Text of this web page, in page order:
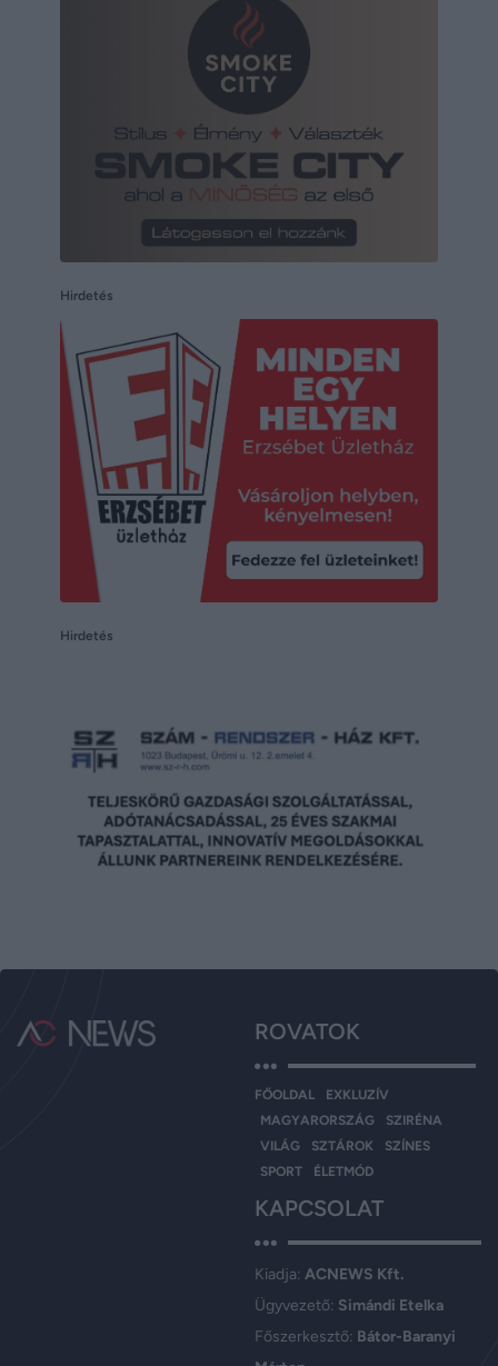
Hirdetés
Hirdetés
ROVATOK
FŐOLDAL
EXKLUZÍV
MAGYARORSZÁG
SZIRÉNA
VILÁG
SZTÁROK
SZÍNES
SPORT
ÉLETMÓD
KAPCSOLAT
Kiadja: ACNEWS Kft.
Ügyvezető: Simándi Etelka
Főszerkesztő: Bátor-Baranyi